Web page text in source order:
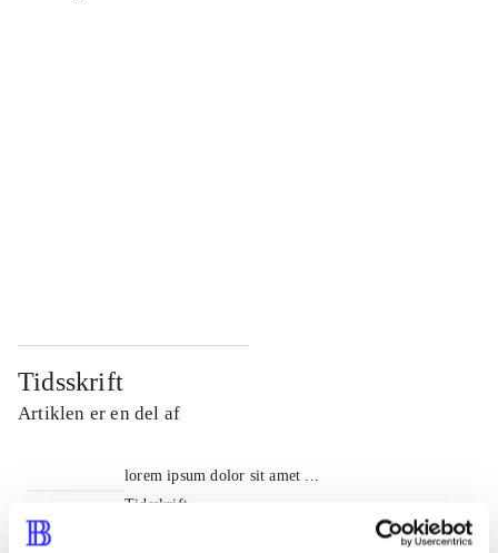
Tidsskrift
Artiklen er en del af
lorem ipsum dolor sit amet ...
Tidsskrift
Artiklerne i